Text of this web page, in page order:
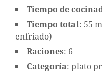
Tiempo de
Tiempo total : 55
enfriado)
Raciones: 6
Categoría: plato